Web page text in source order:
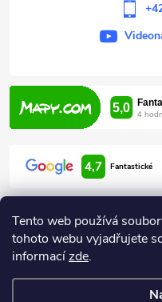
Tento web používá
tohoto webu vyjadřujete
informacízde.
4,7 Fantastické